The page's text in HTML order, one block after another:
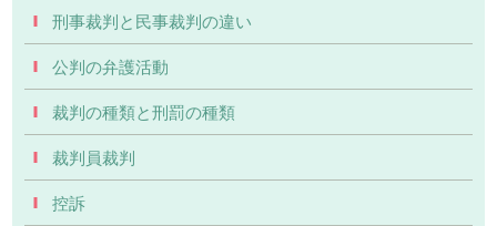
刑事裁判と民事裁判の違い
公判の弁護活動
裁判の種類と刑罰の種類
裁判員裁判
控訴